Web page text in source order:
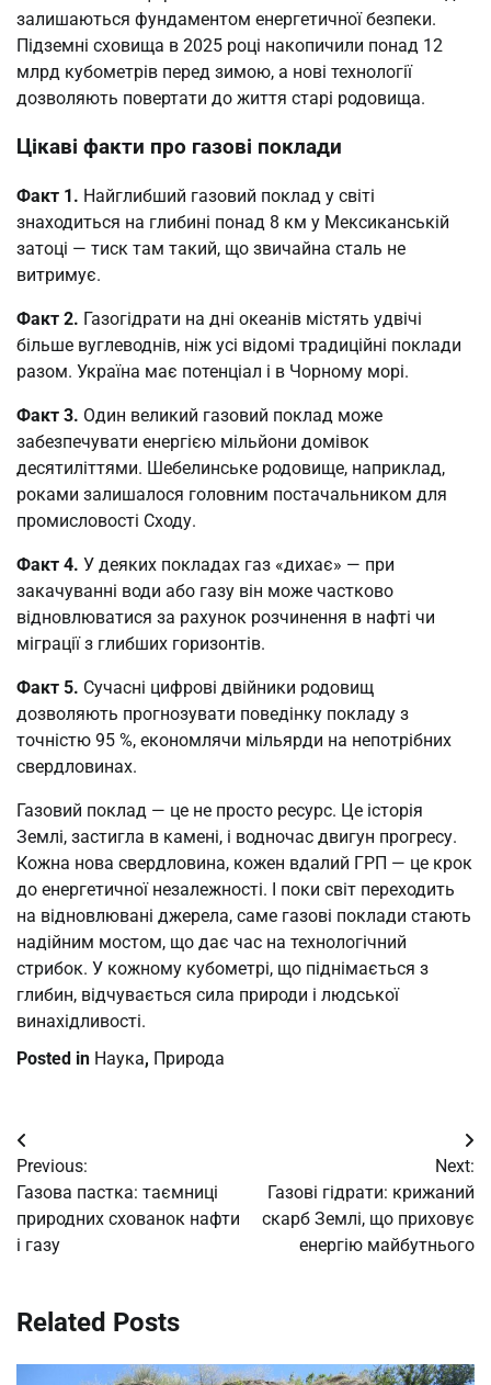
залишаються фундаментом енергетичної безпеки.
Підземні сховища в 2025 році накопичили понад 12
млрд кубометрів перед зимою, а нові технології
дозволяють повертати до життя старі родовища.
Цікаві факти про газові поклади
Факт 1. Найглибший газовий поклад у світі
знаходиться на глибині понад 8 км у Мексиканській
затоці — тиск там такий, що звичайна сталь не
витримує.
Факт 2. Газогідрати на дні океанів містять удвічі
більше вуглеводнів, ніж усі відомі традиційні поклади
разом. Україна має потенціал і в Чорному морі.
Факт 3. Один великий газовий поклад може
забезпечувати енергією мільйони домівок
десятиліттями. Шебелинське родовище, наприклад,
роками залишалося головним постачальником для
промисловості Сходу.
Факт 4. У деяких покладах газ «дихає» — при
закачуванні води або газу він може частково
відновлюватися за рахунок розчинення в нафті чи
міграції з глибших горизонтів.
Факт 5. Сучасні цифрові двійники родовищ
дозволяють прогнозувати поведінку покладу з
точністю 95 %, економлячи мільярди на непотрібних
свердловинах.
Газовий поклад — це не просто ресурс. Це історія
Землі, застигла в камені, і водночас двигун прогресу.
Кожна нова свердловина, кожен вдалий ГРП — це крок
до енергетичної незалежності. І поки світ переходить
на відновлювані джерела, саме газові поклади стають
надійним мостом, що дає час на технологічний
стрибок. У кожному кубометрі, що піднімається з
глибин, відчувається сила природи і людської
винахідливості.
Posted in Наука, Природа
Post
navigation
Previous:
Газова пастка: таємниці
природних схованок нафти
і газу
Next:
Газові гідрати: крижаний
скарб Землі, що приховує
енергію майбутнього
Related Posts